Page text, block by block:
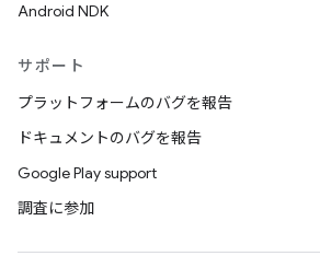
Android NDK
サポート
プラットフォームのバグを報告
ドキュメントのバグを報告
Google Play support
調査に参加